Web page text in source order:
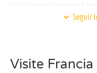
premium que mejor se
acceso directo a la playa. El
Seguir
Visite